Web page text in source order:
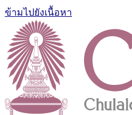
ข้ามไปยังเนื้อหา